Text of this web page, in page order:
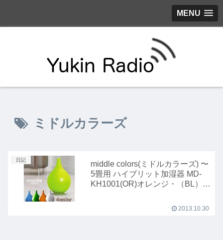
MENU
ミドルカラーズ
日記
middle colors(ミドルカラーズ) 〜
5畳用 ハイブリット加湿器 MD-
KH1001(OR)オレンジ・（BL）ブ
2013.10.30